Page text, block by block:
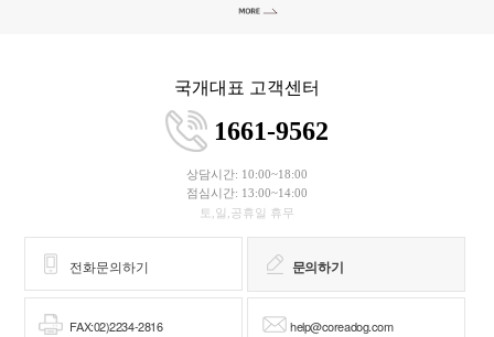
국개대표 고객센터
1661-9562
상담시간: 10:00~18:00
점심시간: 13:00~14:00
토,일,공휴일 휴무
전화문의하기 문의하기
FAX:02)2234-2816 help@coreadog.com